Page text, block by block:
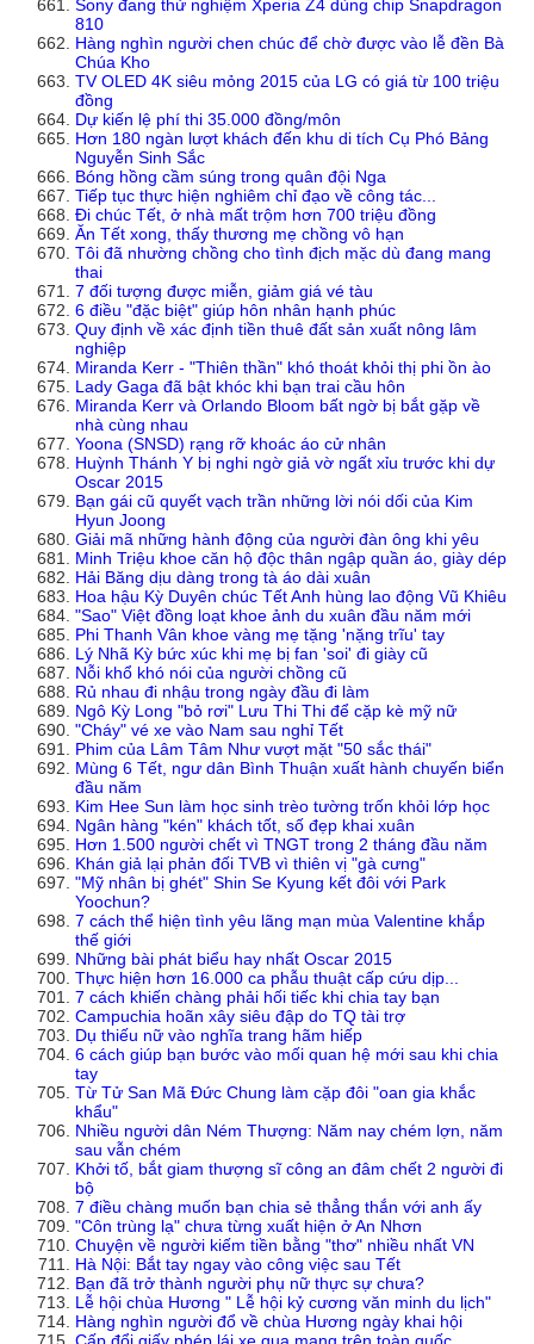
Sony đang thử nghiệm Xperia Z4 dùng chip Snapdragon
810
Hàng nghìn người chen chúc để chờ được vào lễ đền Bà
Chúa Kho
TV OLED 4K siêu mỏng 2015 của LG có giá từ 100 triệu
đồng
Dự kiến lệ phí thi 35.000 đồng/môn
Hơn 180 ngàn lượt khách đến khu di tích Cụ Phó Bảng
Nguyễn Sinh Sắc
Bóng hồng cầm súng trong quân đội Nga
Tiếp tục thực hiện nghiêm chỉ đạo về công tác...
Đi chúc Tết, ở nhà mất trộm hơn 700 triệu đồng
Ăn Tết xong, thấy thương mẹ chồng vô hạn
Tôi đã nhường chồng cho tình địch mặc dù đang mang
thai
7 đối tượng được miễn, giảm giá vé tàu
6 điều "đặc biệt" giúp hôn nhân hạnh phúc
Quy định về xác định tiền thuê đất sản xuất nông lâm
nghiệp
Miranda Kerr - "Thiên thần" khó thoát khỏi thị phi ồn ào
Lady Gaga đã bật khóc khi bạn trai cầu hôn
Miranda Kerr và Orlando Bloom bất ngờ bị bắt gặp về
nhà cùng nhau
Yoona (SNSD) rạng rỡ khoác áo cử nhân
Huỳnh Thánh Y bị nghi ngờ giả vờ ngất xỉu trước khi dự
Oscar 2015
Bạn gái cũ quyết vạch trần những lời nói dối của Kim
Hyun Joong
Giải mã những hành động của người đàn ông khi yêu
Minh Triệu khoe căn hộ độc thân ngập quần áo, giày dép
Hải Băng dịu dàng trong tà áo dài xuân
Hoa hậu Kỳ Duyên chúc Tết Anh hùng lao động Vũ Khiêu
"Sao" Việt đồng loạt khoe ảnh du xuân đầu năm mới
Phi Thanh Vân khoe vàng mẹ tặng 'nặng trĩu' tay
Lý Nhã Kỳ bức xúc khi mẹ bị fan 'soi' đi giày cũ
Nỗi khổ khó nói của người chồng cũ
Rủ nhau đi nhậu trong ngày đầu đi làm
Ngô Kỳ Long "bỏ rơi" Lưu Thi Thi để cặp kè mỹ nữ
"Cháy" vé xe vào Nam sau nghỉ Tết
Phim của Lâm Tâm Như vượt mặt "50 sắc thái"
Mùng 6 Tết, ngư dân Bình Thuận xuất hành chuyến biển
đầu năm
Kim Hee Sun làm học sinh trèo tường trốn khỏi lớp học
Ngân hàng "kén" khách tốt, số đẹp khai xuân
Hơn 1.500 người chết vì TNGT trong 2 tháng đầu năm
Khán giả lại phản đối TVB vì thiên vị "gà cưng"
"Mỹ nhân bị ghét" Shin Se Kyung kết đôi với Park
Yoochun?
7 cách thể hiện tình yêu lãng mạn mùa Valentine khắp
thế giới
Những bài phát biểu hay nhất Oscar 2015
Thực hiện hơn 16.000 ca phẫu thuật cấp cứu dịp...
7 cách khiến chàng phải hối tiếc khi chia tay bạn
Campuchia hoãn xây siêu đập do TQ tài trợ
Dụ thiếu nữ vào nghĩa trang hãm hiếp
6 cách giúp bạn bước vào mối quan hệ mới sau khi chia
tay
Từ Tử San Mã Đức Chung làm cặp đôi "oan gia khắc
khẩu"
Nhiều người dân Ném Thượng: Năm nay chém lợn, năm
sau vẫn chém
Khởi tố, bắt giam thượng sĩ công an đâm chết 2 người đi
bộ
7 điều chàng muốn bạn chia sẻ thẳng thắn với anh ấy
"Côn trùng lạ" chưa từng xuất hiện ở An Nhơn
Chuyện về người kiếm tiền bằng "thơ" nhiều nhất VN
Hà Nội: Bắt tay ngay vào công việc sau Tết
Bạn đã trở thành người phụ nữ thực sự chưa?
Lễ hội chùa Hương " Lễ hội kỷ cương văn minh du lịch"
Hàng nghìn người đổ về chùa Hương ngày khai hội